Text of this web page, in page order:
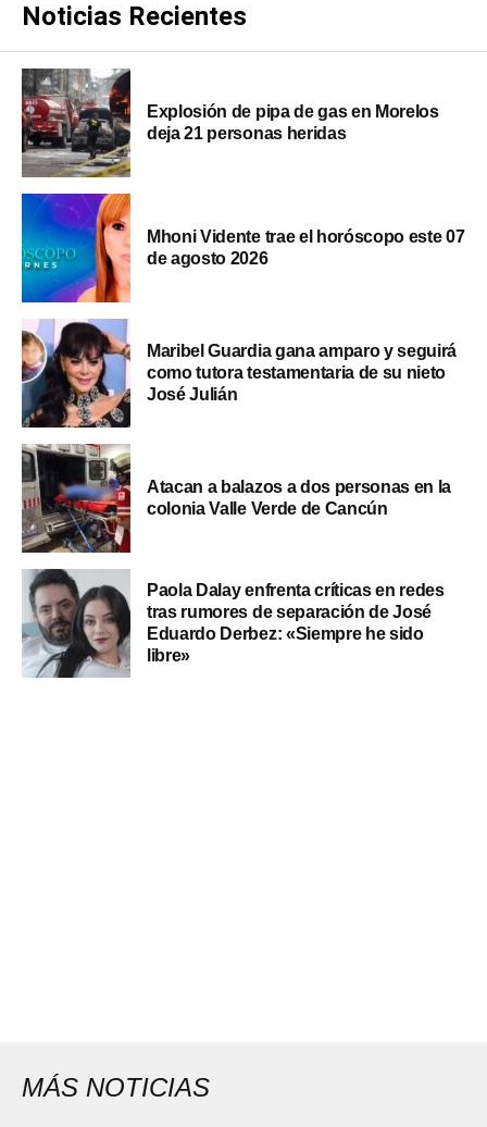
Noticias Recientes
Explosión de pipa de gas en Morelos
deja 21 personas heridas
Mhoni Vidente trae el horóscopo este 07
de agosto 2026
Maribel Guardia gana amparo y seguirá
como tutora testamentaria de su nieto
José Julián
Atacan a balazos a dos personas en la
colonia Valle Verde de Cancún
Paola Dalay enfrenta críticas en redes
tras rumores de separación de José
Eduardo Derbez: «Siempre he sido
libre»
MÁS NOTICIAS